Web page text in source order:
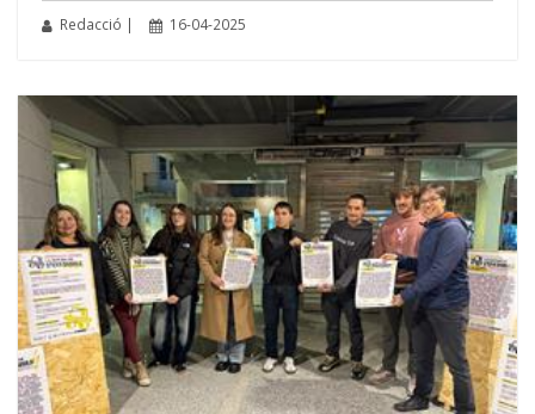
Redacció | 16-04-2025